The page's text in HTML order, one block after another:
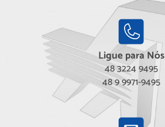
Ligue para Nós
48 3224 9495
48 9 9971-9495